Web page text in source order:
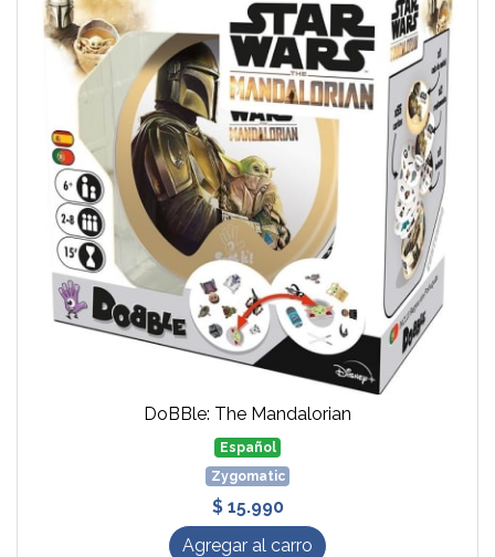
DoBBle: The Mandalorian
Español
Zygomatic
$ 15.990
Agregar al carro